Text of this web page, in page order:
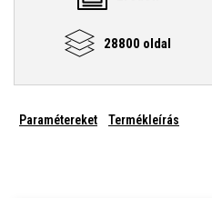
28800 oldal
Paramétereket Termékleírás